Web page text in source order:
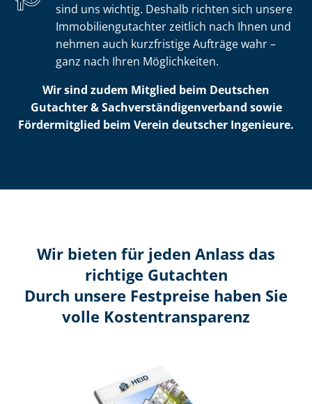
sind uns wichtig. Deshalb richten sich unsere
Im­mo­bi­li­en­gut­ach­ter zeitlich nach Ihnen und
nehmen auch kurzfristige Aufträge wahr –
ganz nach Ihren Möglichkeiten.
Wir sind zudem Mitglied beim Deutschen
Gutachter & Sach­ver­stän­di­gen­ver­band sowie
Fördermitglied beim Verein deutscher Ingenieure.
Wir bieten für jeden Anlass das
richtige Gutachten
Durch unsere Festpreise haben Sie
volle Kosten­transparenz